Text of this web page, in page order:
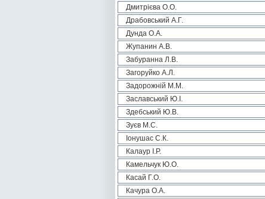
Дмитрієва О.О.
Драбовський А.Г.
Дунда О.А.
Жупанин А.В.
Забуранна Л.В.
Загоруйко А.Л.
Задорожній М.М.
Заславський Ю.І.
Здебський Ю.В.
Зуєв М.С.
Іонушас С.К.
Калаур І.Р.
Камельчук Ю.О.
Касай Г.О.
Качура О.А.